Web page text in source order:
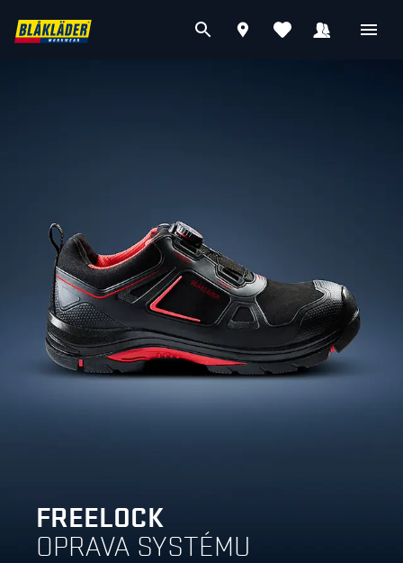
FREELOCK
OPRAVA SYSTÉMU